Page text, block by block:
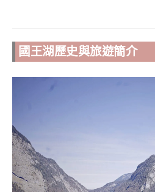
國王湖歷史與旅遊簡介